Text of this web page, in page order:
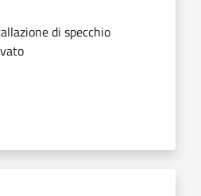
di specchio